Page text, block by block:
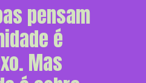
pensam
é
Mas